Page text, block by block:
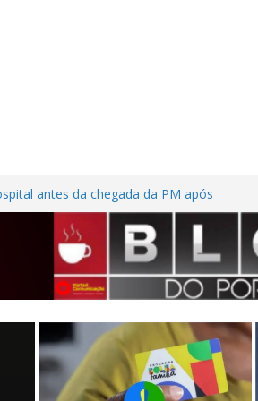
antes da chegada da PM após
ferimentos nas mãos em Frutal
casa desabitada e furtam bicicleta,
no Centro de Frutal
em investimentos, obras de melhoria
seguem em ritmo avançado
contra trabalhadora do estacionamento
em Frutal
na MG-255 após motorista tentar evitar
de obras